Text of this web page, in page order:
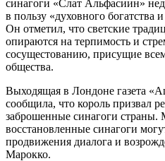
синагоги «Слат Альфасиин»
в пользу «духовного богатства
Он отметил, что светские
опираются на терпимость и
сосущестованию, присущие
общества.
Выходящая в Лондоне газета
сообщила, что король призвал
заброшенные синагоги страны.
восстановленные синагоги
продвижения диалога и
Марокко.